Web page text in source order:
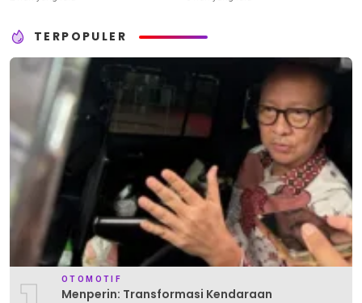
TERPOPULER
OTOMOTIF
Menperin: Transformasi Kendaraan